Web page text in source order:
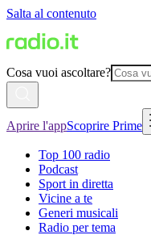
Salta al contenuto
Cosa vuoi ascoltare?
Aprire l'appScoprire Prime
Top 100 radio
Podcast
Sport in diretta
Vicine a te
Generi musicali
Radio per tema